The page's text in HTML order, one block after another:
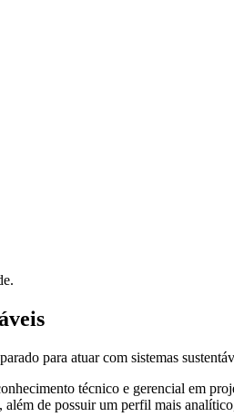
para atuar com sistemas
técnico e gerencial em
de possuir um perfil mais